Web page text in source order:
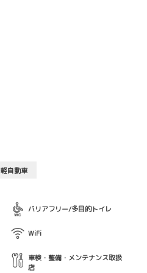
軽自動車
バリアフリー/多目的トイレ
WiFi
車検・整備・メンテナンス取扱
店